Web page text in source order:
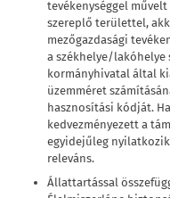
tevékenységgel
szereplő területtel,
mezőgazdasági
a székhelye/lakóhelye
kormányhivatal által
üzemméret
hasznosítási kódját.
kedvezményezett a
egyidejűleg
releváns.
Állattartással